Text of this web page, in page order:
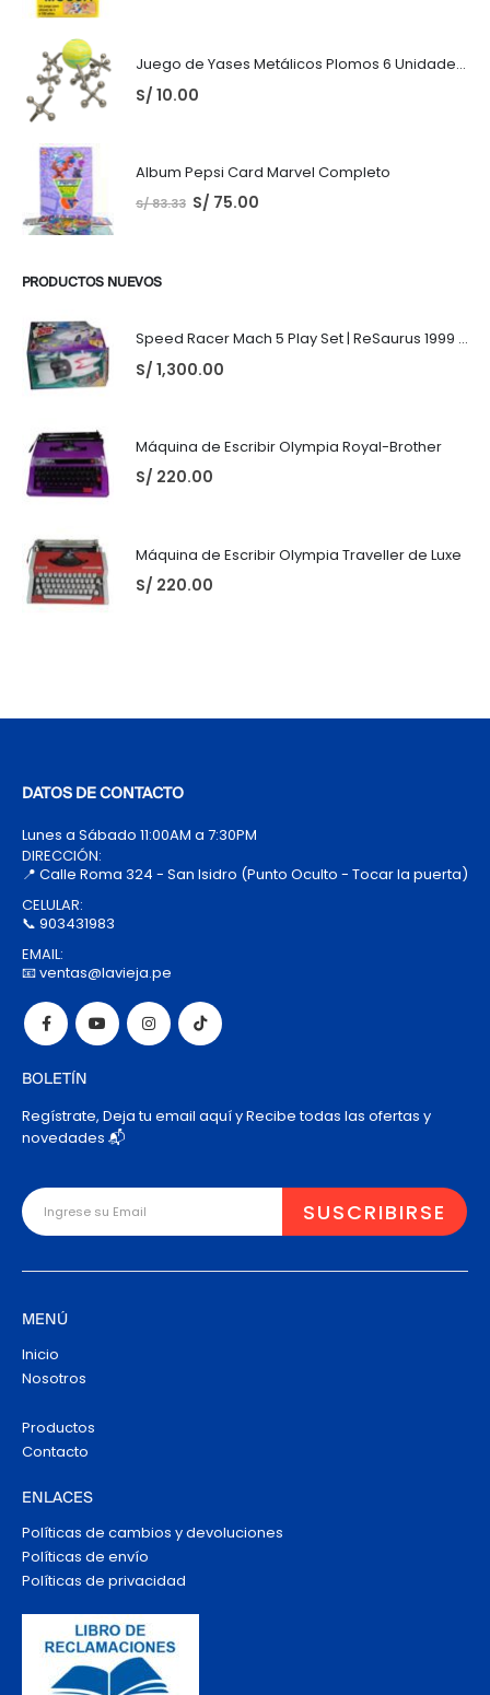
Juego de Yases Metálicos Plomos 6 Unidades + Pelota de Goma (En Bolsita Lista para Regalar)
S/ 10.00
Album Pepsi Card Marvel Completo
S/83.33 S/ 75.00
PRODUCTOS NUEVOS
Speed Racer Mach 5 Play Set | ReSaurus 1999 | Meteoro
S/ 1,300.00
Máquina de Escribir Olympia Royal-Brother
S/ 220.00
Máquina de Escribir Olympia Traveller de Luxe
S/ 220.00
DATOS DE CONTACTO
Lunes a Sábado 11:00AM a 7:30PM
DIRECCIÓN:
📍 Calle Roma 324 - San Isidro (Punto Oculto - Tocar la puerta)
CELULAR:
📞 903431983
EMAIL:
📧 ventas@lavieja.pe
BOLETÍN
Regístrate, Deja tu email aquí y Recibe todas las ofertas y
novedades 📬
MENÚ
Inicio
Nosotros
Productos
Contacto
ENLACES
Políticas de cambios y devoluciones
Políticas de envío
Políticas de privacidad